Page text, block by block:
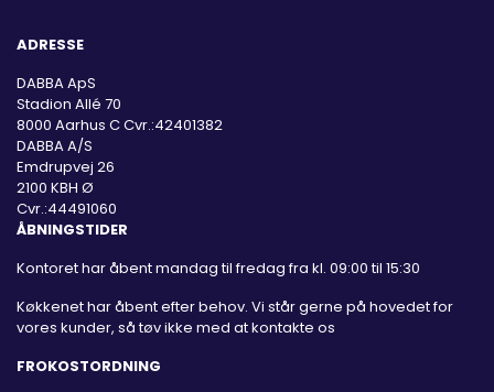
ADRESSE
DABBA ApS
Stadion Allé 70
8000 Aarhus C Cvr.:42401382
DABBA A/S
Emdrupvej 26
2100 KBH Ø
Cvr.:44491060
ÅBNINGSTIDER
Kontoret har åbent mandag til fredag fra kl. 09:00 til 15:30
Køkkenet har åbent efter behov. Vi står gerne på hovedet for
vores kunder, så tøv ikke med at kontakte os
FROKOSTORDNING